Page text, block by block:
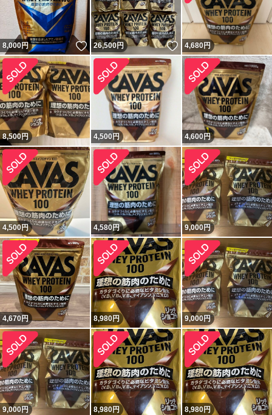
8,000円 いいね！
26,500円 いいね！
4,680円
8,500円 4,500円 4,600円
4,500円 4,580円 9,000円
4,670円 8,980円 9,000円
9,000円 8,980円 8,980円